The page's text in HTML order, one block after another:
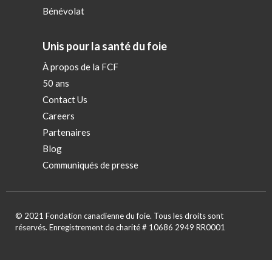
Bénévolat
Unis pour la santé du foie
À propos de la FCF
50 ans
Contact Us
Careers
Partenaires
Blog
Communiqués de presse
© 2021 Fondation canadienne du foie. Tous les droits sont
réservés. Enregistrement de charité # 10686 2949 RR0001